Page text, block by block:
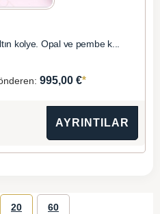
kolye. Opal ve pembe k...
995,00 €*
AYRINTILAR
20 60